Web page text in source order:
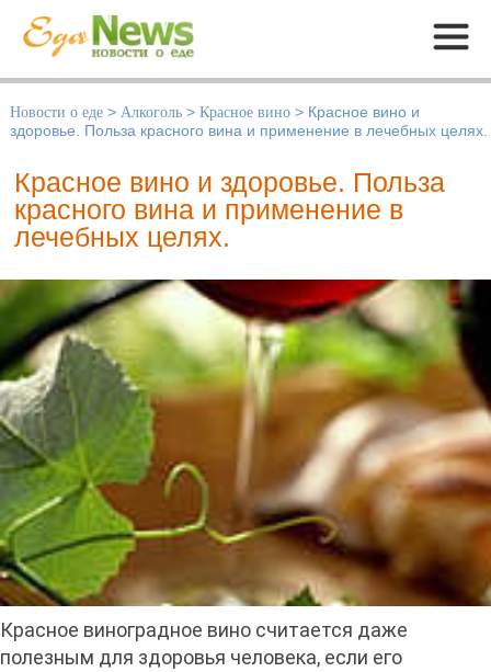
Меню
Новости о еде > Алкоголь > Красное вино > Красное вино и
здоровье. Польза красного вина и применение в лечебных целях.
Красное вино и здоровье. Польза
красного вина и применение в
лечебных целях.
Красное виноградное вино считается даже
полезным для здоровья человека, если его